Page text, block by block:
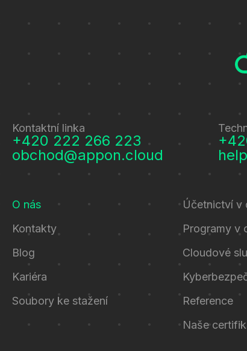
Kontaktní linka
+420 222 266 223
obchod@appon.cloud
O nás
Kontakty
Blog
Kariéra
Soubory ke stažení
Účetnictví v
Programy v
Cloudové
Reference
Naše